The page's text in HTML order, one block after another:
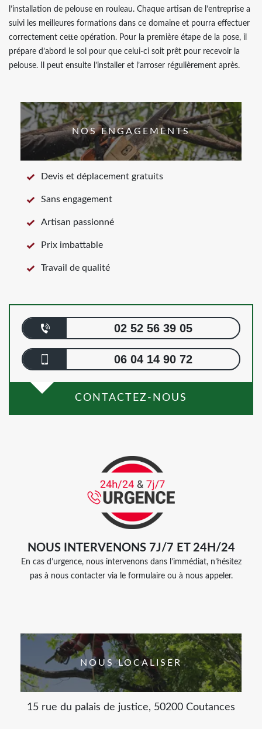
l’installation de pelouse en rouleau. Chaque artisan de l’entreprise a
suivi les meilleures formations dans ce domaine et pourra effectuer
correctement cette opération. Pour la première étape de la pose, il
prépare d’abord le sol pour que celui-ci soit prêt pour recevoir la
pelouse. Il peut ensuite l’installer et l’arroser régulièrement après.
NOS ENGAGEMENTS
Devis et déplacement gratuits
Sans engagement
Artisan passionné
Prix imbattable
Travail de qualité
02 52 56 39 05
06 04 14 90 72
CONTACTEZ-NOUS
NOUS INTERVENONS 7J/7 ET 24H/24
En cas d’urgence, nous intervenons dans l’immédiat, n’hésitez
pas à nous contacter via le formulaire ou à nous appeler.
NOUS LOCALISER
15 rue du palais de justice, 50200 Coutances